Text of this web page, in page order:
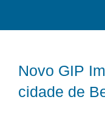
Novo GIP
cidade de